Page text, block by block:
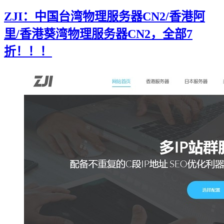
ZJI：中国台湾物理服务器CN2/香港阿
里/香港葵湾物理服务器CN2，全部7
折！！！